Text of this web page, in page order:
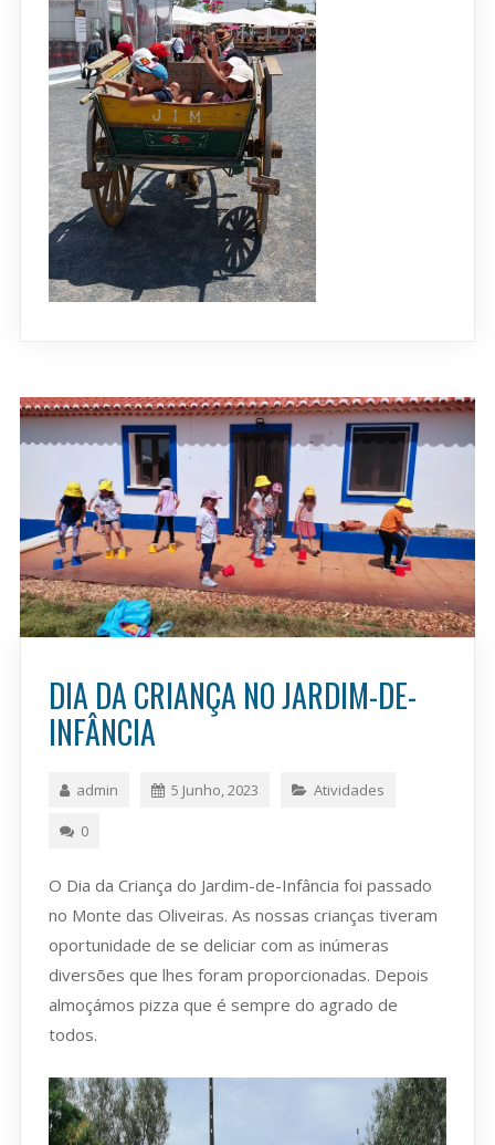
DIA DA CRIANÇA NO JARDIM-DE-
INFÂNCIA
admin 5 Junho, 2023 Atividades
0
O Dia da Criança do Jardim-de-Infância foi passado
no Monte das Oliveiras. As nossas crianças tiveram
oportunidade de se deliciar com as inúmeras
diversões que lhes foram proporcionadas. Depois
almoçámos pizza que é sempre do agrado de
todos.